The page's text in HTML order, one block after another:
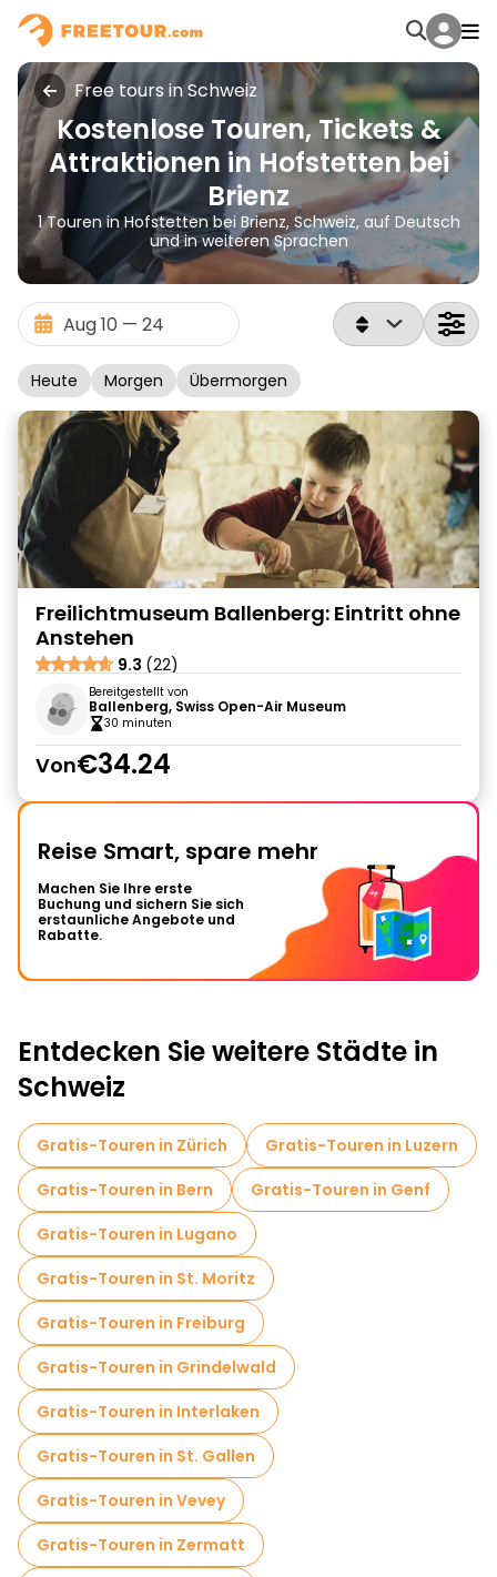
Free tours in Schweiz
Kostenlose Touren, Tickets &
Attraktionen in Hofstetten bei
Brienz
1 Touren in Hofstetten bei Brienz, Schweiz, auf Deutsch
und in weiteren Sprachen
Heute Morgen Übermorgen
Freilichtmuseum Ballenberg: Eintritt ohne
Anstehen
9.3 (22)
Bereitgestellt von
Ballenberg, Swiss Open-Air Museum
30 minuten
Von€34.24
Reise Smart, spare mehr
Machen Sie Ihre erste
Buchung und sichern Sie sich
erstaunliche Angebote und
Rabatte.
Entdecken Sie weitere Städte in
Schweiz
Gratis-Touren in Zürich
Gratis-Touren in Luzern
Gratis-Touren in Bern
Gratis-Touren in Genf
Gratis-Touren in Lugano
Gratis-Touren in St. Moritz
Gratis-Touren in Freiburg
Gratis-Touren in Grindelwald
Gratis-Touren in Interlaken
Gratis-Touren in St. Gallen
Gratis-Touren in Vevey
Gratis-Touren in Zermatt